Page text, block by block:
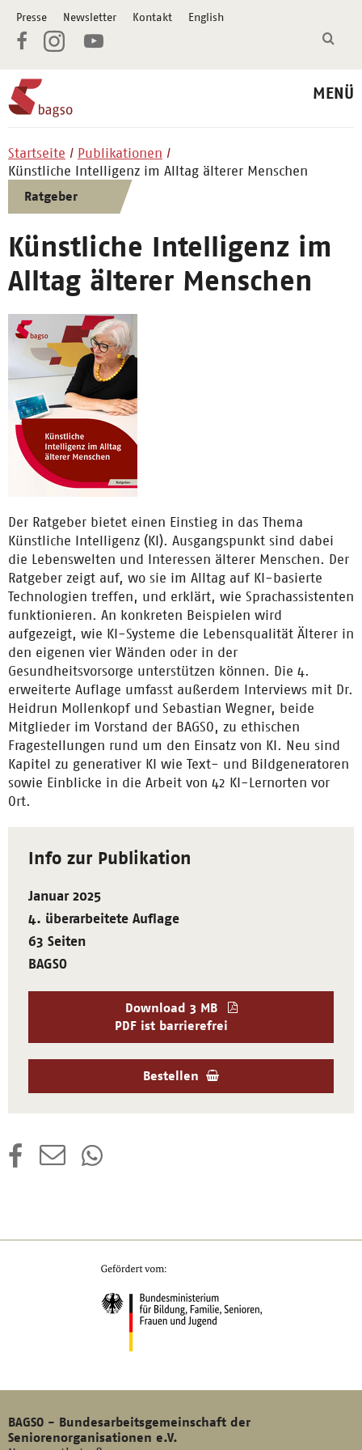
Presse Newsletter Kontakt English
MENÜ
Startseite
Publikationen
Künstliche Intelligenz im Alltag älterer Menschen
Ratgeber
Künstliche Intelligenz im
Alltag älterer Menschen
Der Ratgeber bietet einen Einstieg in das Thema
Künstliche Intelligenz (KI). Ausgangspunkt sind dabei
die Lebenswelten und Interessen älterer Menschen. Der
Ratgeber zeigt auf, wo sie im Alltag auf KI-basierte
Technologien treffen, und erklärt, wie Sprachassistenten
funktionieren. An konkreten Beispielen wird
aufgezeigt, wie KI-Systeme die Lebensqualität Älterer in
den eigenen vier Wänden oder in der
Gesundheitsvorsorge unterstützen können. Die 4.
erweiterte Auflage umfasst außerdem Interviews mit Dr.
Heidrun Mollenkopf und Sebastian Wegner, beide
Mitglieder im Vorstand der BAGSO, zu ethischen
Fragestellungen rund um den Einsatz von KI. Neu sind
Kapitel zu generativer KI wie Text- und Bildgeneratoren
sowie Einblicke in die Arbeit von 42 KI-Lernorten vor
Ort.
Info zur Publikation
Januar 2025
4. überarbeitete Auflage
63 Seiten
BAGSO
Download 3 MB
PDF ist barrierefrei
Bestellen
BAGSO - Bundesarbeitsgemeinschaft der
Seniorenorganisationen e.V.